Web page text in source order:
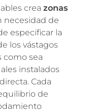
crea zonas
necesidad de
especificar la
los vástagos
como sea
instalados
Cada
de